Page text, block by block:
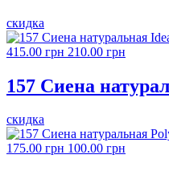
скидка
415.00 грн 210.00 грн
157 Сиена
скидка
175.00 грн 100.00 грн